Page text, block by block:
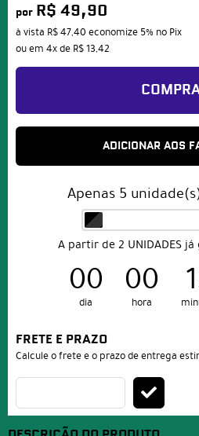
por R$ 49,90
à vista R$ 47,40 economize 5% no Pix
ou em 4xde R$ 13,42
ADICIONAR AOS
Apenas 5
A partir de 2 UNIDADES
00
dia
00
hora
FRETE E PRAZO
Calcule o frete e o prazo de entrega